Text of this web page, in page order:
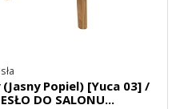
(Jasny Popiel) [Yuca 03] /
DO SALONU...